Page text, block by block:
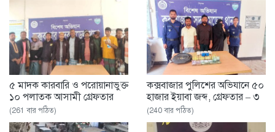
৫ মাদক কারবারি ও পরোয়ানাভুক্ত
১০ পলাতক আসামী গ্রেফতার
(261 বার পঠিত)
কক্সবাজার পুলিশের অভিযানে ৫০
হাজার ইয়াবা জব্দ, গ্রেফতার – ৩
(240 বার পঠিত)